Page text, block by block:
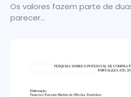
Os valores fazem parte de
parecer...